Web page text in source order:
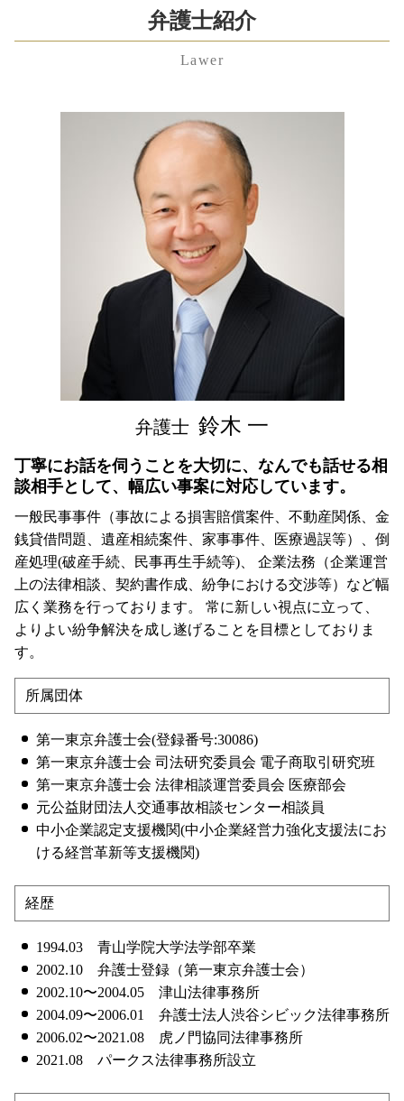
離婚調停 費用
株式交換 適格要件
特別 決議
資本提携 メリット
事業譲渡 手続き
簡易 株式交換
遺留分侵害額請求権 時効
相続人 調査 方法
公正証書遺言 効力
任意後見 契約
雇用契約書 残業代 記載なし
不当解雇 慰謝料
労働問題 弁護士 費用
中央区 慰謝料 弁護士 相談
埼玉県 遺留分 弁護士 相談
千葉県 遺言書 弁護士 相談
渋谷区 遺産分割協議 弁護士 相談
中央区 相続 弁護士 相談
埼玉県 遺言書 弁護士 相談
千葉県 残業代未払い 弁護士 相談
神奈川県 相続放棄 弁護士 相談
東京都 養育費 弁護士 相談
神奈川県 顧問弁護士 弁護士 相談
東京都 遺留分 弁護士 相談
渋谷区 不貞行為 弁護士 相談
神奈川県 相続 弁護士 相談
東京都 企業法務 弁護士 相談
渋谷区 相続 弁護士 相談
神奈川県 親権 弁護士 相談
弁護士紹介
Lawer
弁護士 鈴木 一
丁寧にお話を伺うことを大切に、なんでも話せる相
談相手として、幅広い事案に対応しています。
一般民事事件（事故による損害賠償案件、不動産関係、金
銭貸借問題、遺産相続案件、家事事件、医療過誤等）、倒
産処理(破産手続、民事再生手続等)、 企業法務（企業運営
上の法律相談、契約書作成、紛争における交渉等）など幅
広く業務を行っております。 常に新しい視点に立って、
よりよい紛争解決を成し遂げることを目標としておりま
す。
所属団体
第一東京弁護士会(登録番号:30086)
第一東京弁護士会 司法研究委員会 電子商取引研究班
第一東京弁護士会 法律相談運営委員会 医療部会
元公益財団法人交通事故相談センター相談員
中小企業認定支援機関(中小企業経営力強化支援法にお
ける経営革新等支援機関)
経歴
1994.03 青山学院大学法学部卒業
2002.10 弁護士登録（第一東京弁護士会）
2002.10〜2004.05 津山法律事務所
2004.09〜2006.01 弁護士法人渋谷シビック法律事務所
2006.02〜2021.08 虎ノ門協同法律事務所
2021.08 パークス法律事務所設立